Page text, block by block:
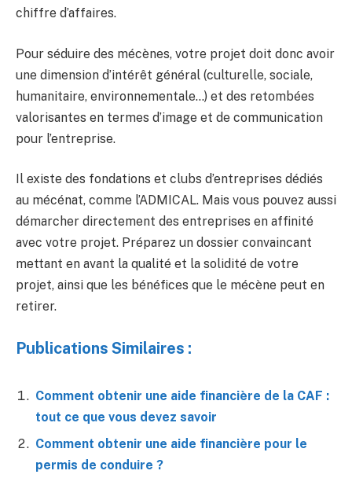
chiffre d’affaires.
Pour séduire des mécènes, votre projet doit donc avoir
une dimension d’intérêt général (culturelle, sociale,
humanitaire, environnementale…) et des retombées
valorisantes en termes d’image et de communication
pour l’entreprise.
Il existe des fondations et clubs d’entreprises dédiés
au mécénat, comme l’ADMICAL. Mais vous pouvez aussi
démarcher directement des entreprises en affinité
avec votre projet. Préparez un dossier convaincant
mettant en avant la qualité et la solidité de votre
projet, ainsi que les bénéfices que le mécène peut en
retirer.
Publications Similaires :
Comment obtenir une aide financière de la CAF :
tout ce que vous devez savoir
Comment obtenir une aide financière pour le
permis de conduire ?